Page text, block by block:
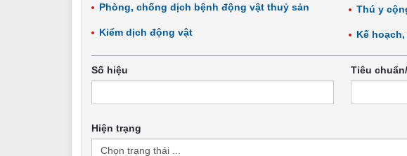
Phòng, chống dịch bệnh động vật thuỷ sản
Kiểm dịch động vật
Thú y
Kế
Số hiệu Tiêu
Hiện trạng